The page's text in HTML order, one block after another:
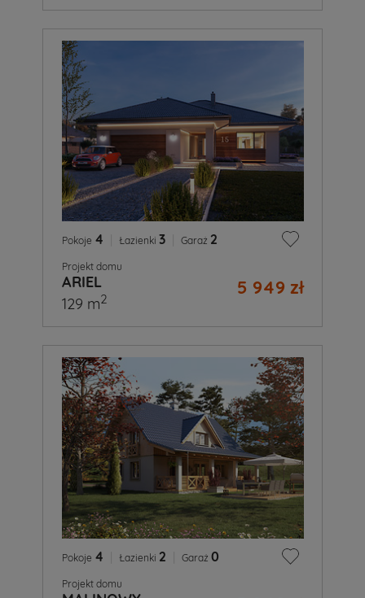
Pokoje 4 Łazienki 3 Garaż 2
Projekt domu
ARIEL 5 949 zł
129 m2
Pokoje 4 Łazienki 2 Garaż 0
Projekt domu